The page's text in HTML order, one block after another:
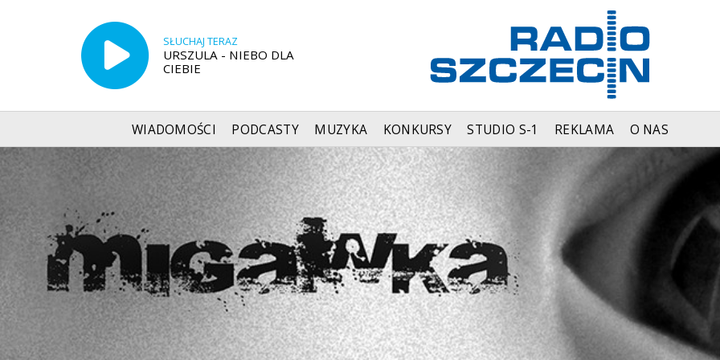
SŁUCHAJ TERAZ
URSZULA - NIEBO DLA
CIEBIE
WIADOMOŚCI PODCASTY MUZYKA KONKURSY STUDIO S-1 REKLAMA O NAS